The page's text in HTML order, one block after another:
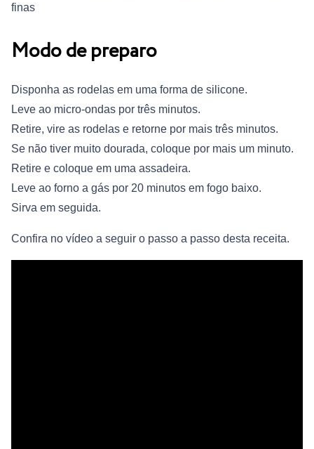
finas
Modo de preparo
Disponha as rodelas em uma forma de silicone.
Leve ao micro-ondas por três minutos.
Retire, vire as rodelas e retorne por mais três minutos.
Se não tiver muito dourada, coloque por mais um minuto.
Retire e coloque em uma assadeira.
Leve ao forno a gás por 20 minutos em fogo baixo.
Sirva em seguida.
Confira no vídeo a seguir o passo a passo desta receita.